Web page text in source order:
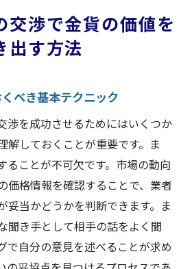
交渉で金貨の価値を
出す方法
べき基本テクニック
渉を成功させるためにはいくつか
解しておくことが重要です。ま
ることが不可欠です。市場の動向
価格情報を確認することで、業者
妥当かどうかを判断できます。ま
聞き手として相手の話をよく聞
で自分の意見を述べることが求め